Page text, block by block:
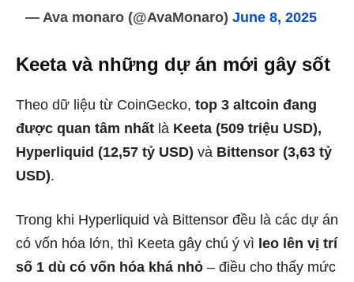
— Ava monaro (@AvaMonaro)June 8, 2025
Keeta và những dự án mới gây sốt
Theo dữ liệu từ CoinGecko, top 3 altcoin đang
được quan tâm nhất là Keeta (509 triệu USD),
Hyperliquid (12,57 tỷ USD) và Bittensor (3,63 tỷ
USD).
Trong khi Hyperliquid và Bittensor đều là các dự án
có vốn hóa lớn, thì Keeta gây chú ý vì leo lên vị trí
số 1 dù có vốn hóa khá nhỏ – điều cho thấy mức